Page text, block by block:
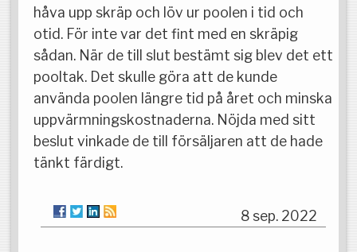
håva upp skräp och löv ur poolen i tid och
otid. För inte var det fint med en skräpig
sådan. När de till slut bestämt sig blev det ett
pooltak. Det skulle göra att de kunde
använda poolen längre tid på året och minska
uppvärmningskostnaderna. Nöjda med sitt
beslut vinkade de till försäljaren att de hade
tänkt färdigt.
8 sep. 2022